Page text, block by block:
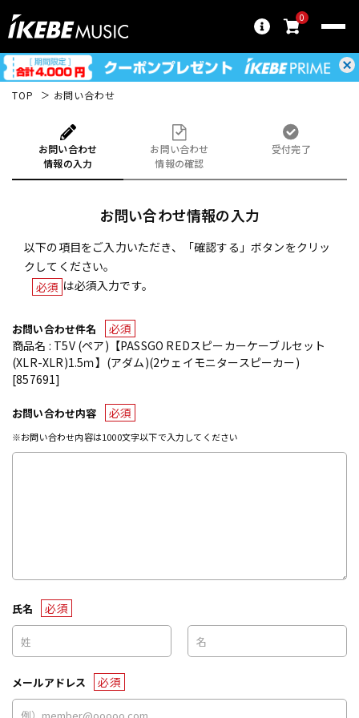
0
TOP お問い合わせ
お問い合わせ
情報の入力
お問い合わせ
情報の確認
受付完了
お問い合わせ情報の入力
以下の項目をご入力いただき、「確認する」ボタンをクリッ
クしてください。
必須 は必須入力です。
お問い合わせ件名
必須
商品名 : T5V (ペア)【PASSGO REDスピーカーケーブルセット
(XLR-XLR)1.5ｍ】(アダム)(2ウェイモニタースピーカー)
[857691]
お問い合わせ内容 必須
※お問い合わせ内容は1000文字以下で入力してください
氏名 必須
メールアドレス 必須